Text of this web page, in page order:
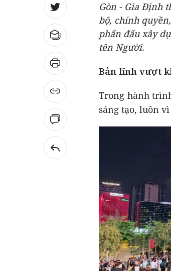
Gòn - Gia Định
bộ, chính
phấn đấu xây
tên Người.
Bản lĩnh vượt
Trong hành
sáng tạo, luôn